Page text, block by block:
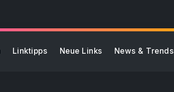
Linktipps Neue Links News & Trends